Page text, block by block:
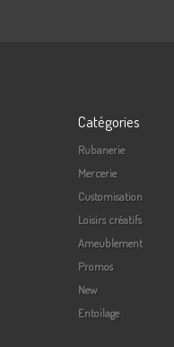
Catégories
Rubanerie
Mercerie
Customisation
Loisirs créatifs
Ameublement
Promos
New
Entoilage